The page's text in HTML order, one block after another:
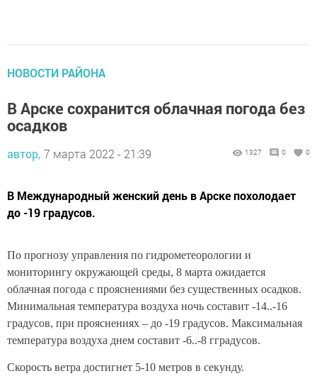
НОВОСТИ РАЙОНА
В Арске сохранится облачная погода без
осадков
автор, 7 марта 2022 - 21:39 1327 0 0
В Международный женский день в Арске похолодает
до -19 градусов.
По прогнозу управления по гидрометеорологии и
мониторингу окружающей среды, 8 марта ожидается
облачная погода с прояснениями без существенных осадков.
Минимальная температура воздуха ночь составит -14..-16
градусов, при прояснениях – до -19 градусов. Максимальная
температура воздуха днем составит -6..-8 гградусов.
Скорость ветра достигнет 5-10 метров в секунду.